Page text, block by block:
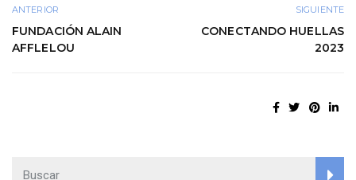
ANTERIOR
FUNDACIÓN ALAIN
AFFLELOU
SIGUIENTE
CONECTANDO HUELLAS
2023